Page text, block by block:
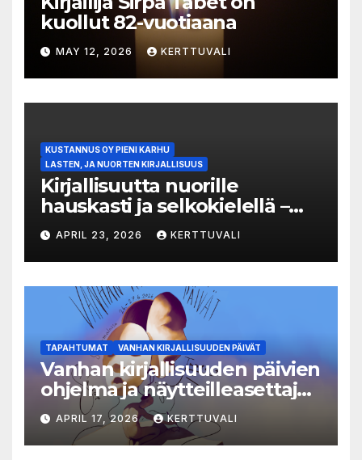
kuollut 82-vuotiaana
MAY 12, 2026 KERTTUVALI
KUSTANNUS OY PIENI KARHU
LASTEN, JA NUORTEN KIRJALLISUUS
Kirjallisuutta nuorille
hauskasti ja selkokielellä –
Luka-sarjasta viides osa
APRIL 23, 2026 KERTTUVALI
TAPAHTUMAT VANHAN KIRJALLISUUDEN PÄIVÄT
Vanhan kirjallisuuden päivien
ohjelma ja näytteilleasettajat
julkistettu
APRIL 17, 2026 KERTTUVALI